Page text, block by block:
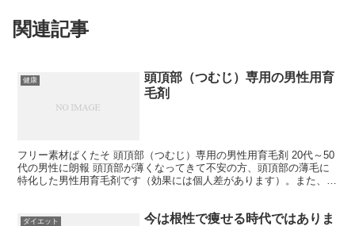
関連記事
健康
頭頂部（つむじ）専用の男性用育
毛剤
フリー素材ぱくたそ 頭頂部（つむじ）専用の男性用育毛剤 20代～50
代の男性に朗報 頭頂部が薄くなってきて不安の方、頭頂部の薄毛に
特化した男性用育毛剤です（効果には個人差があります）。また、頭
ダイエット
今は根性で痩せる時代ではありま